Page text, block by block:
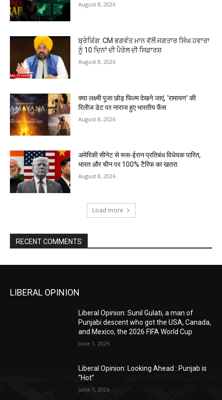
August 8, 2026
ਬ੍ਰੇਕਿੰਗ: CM ਭਗਵੰਤ ਮਾਨ ਵੱਲੋਂ ਜਗਤਾਰ ਸਿੰਘ ਹਵਾਰਾ
ਨੂੰ 10 ਦਿਨਾਂ ਦੀ ਪੈਰੋਲ ਦੀ ਸਿਫ਼ਾਰਸ਼
August 8, 2026
क्या लक्ष्मी पूजा छोड़ फिल्म देखने जाएं, ‘रामायण’ की
रिलीज डेट पर नाराज हुए भारतीय फैंस
August 8, 2026
अमेरिकी सीनेट से रूस-ईरान प्रतिबंध विधेयक पारित,
भारत और चीन पर 100% टैरिफ का खतरा
August 8, 2026
Load more
RECENT COMMENTS
LIBERAL OPINION
Liberal Opinion: Sunil Gulati, a man of
Punjabi descent who got the USA, Canada,
and Mexico, the 2026 FIFA World Cup
June 1, 2026
Liberal Opinion: Looking Ahead : Punjab is
“Hot”
June 1, 2026